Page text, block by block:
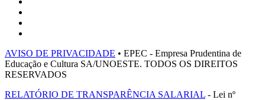
AVISO DE PRIVACIDADE • EPEC - Empresa Prudentina de
Educação e Cultura SA/UNOESTE. TODOS OS DIREITOS
RESERVADOS
RELATÓRIO DE TRANSPARÊNCIA SALARIAL - Lei nº